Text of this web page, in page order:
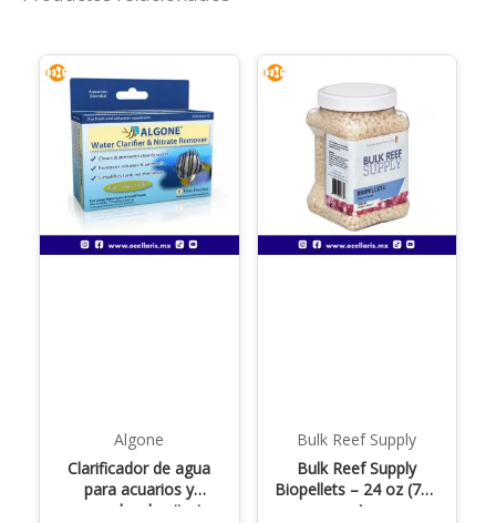
Algone
Clarificador de agua
para acuarios y
removedor de nitratos
Bulk Reef Supply
Bulk Reef Supply
Biopellets – 24 oz (714
g)